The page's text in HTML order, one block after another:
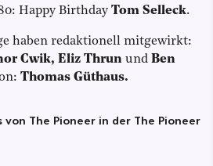
Happy Birthday Tom Selleck.
haben redaktionell mitgewirkt:
Cwik, Eliz Thrun und Ben
Thomas Güthaus.
von The Pioneer in der The Pioneer